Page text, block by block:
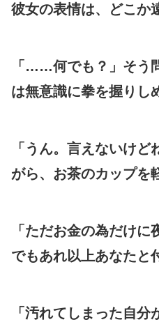
彼女の表情は、どこか
「……何でも？」そう
は無意識に拳を握りし
「うん。言えないけ
がら、お茶のカップを
「ただお金の為だけに
でもあれ以上あなたと
「汚れてしまった自